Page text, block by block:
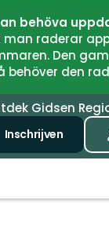
behöva
raderar
Den
behöver den
Gidsen
Inschrijven